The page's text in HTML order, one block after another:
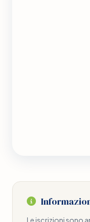
Le iscrizioni sono